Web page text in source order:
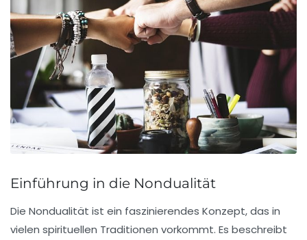
Einführung in die Nondualität
Die Nondualität ist ein faszinierendes Konzept, das in
vielen spirituellen Traditionen vorkommt. Es beschreibt